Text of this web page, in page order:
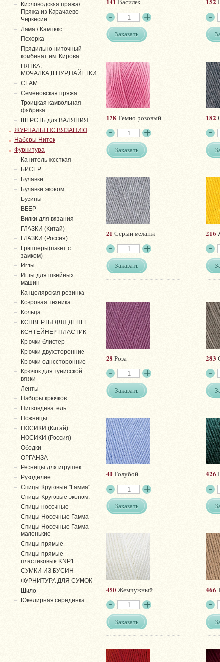
Василек
Заказать
178 Темно-розовый
Заказать
182
21 Серый меланж
Заказать
216
28 Роза
Заказать
283
40Голубой
Заказать
426
450Жемчужный
Заказать
466
Кисловодская пряжа/
Пряжа из Карачаево-
Черкесии
Лама / Камтекс
Пехорка
Прядильно-ниточный
комбинат им. Кирова
ПЯТКА,
МОЧАЛКА,ШНУР,ПАЙЕТКИ
СЕАМ
Семеновская пряжа
Троицкая камвольная
фабрика
ШЕРСТЬ для ВАЛЯНИЯ
ЖУРНАЛЫ ПО ВЯЗАНИЮ
Наборы Ниток
Фурнитура
Канитель жесткая
БИСЕР
Булавки
Булавки эконом.
Бусины
ВЕЕР
Вилки для вязания
ГЛАЗКИ (Китай)
ГЛАЗКИ (Россия)
Грипперы(пакет с
замком)
Иглы
Иглы для швейных
машин
Канцелярская резинка
Ковровая техника
Кольца
КОНВЕРТЫ ДЛЯ ДЕНЕГ
КОНТЕЙНЕР ПЛАСТИК
Крючки блистер
Крючки двухсторонние
Крючки односторонние
Крючок для тунисской
вязки
Ленты
Наборы крючков
Нитковдеватель
Ножницы
НОСИКИ (Китай)
НОСИКИ (Россия)
Ободки
ОРГАНЗА
Ресницы для игрушек
Рукоделие
Спицы Круговые "Гамма"
Спицы Круговые эконом.
Спицы носочные
Спицы Носочные Гамма
Спицы Носочные Гамма
маленькие
Спицы прямые
Спицы прямые
пластиковые KNP1
СУМКИ ИЗ БУСИН
ФУРНИТУРА ДЛЯ СУМОК
Шило
Ювелирная серединка